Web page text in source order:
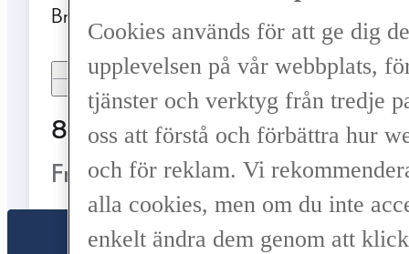
Bränsle
Hybrid Bensin
Automat
Visa mer
809 900 kr
Från 9 724 kr/mån
VÄLJ BIL
Cookies används för att ge dig
upplevelsen på vår webbplats,
tjänster och verktyg från tredje
oss att förstå och förbättra hur
och för reklam. Vi
alla cookies, men om du inte
enkelt ändra dem genom att